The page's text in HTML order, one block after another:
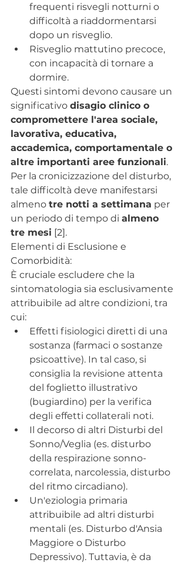
frequenti risvegli notturni o
difficoltà a riaddormentarsi
dopo un risveglio.
Risveglio mattutino precoce,
con incapacità di tornare a
dormire.
Questi sintomi devono causare un
significativo disagio clinico o
compromettere l'area sociale,
lavorativa, educativa,
accademica, comportamentale o
altre importanti aree funzionali.
Per la cronicizzazione del disturbo,
tale difficoltà deve manifestarsi
almeno tre notti a settimana per
un periodo di tempo di almeno
tre mesi [2].
Elementi di Esclusione e
Comorbidità:
È cruciale escludere che la
sintomatologia sia esclusivamente
attribuibile ad altre condizioni, tra
cui:
Effetti fisiologici diretti di una
sostanza (farmaci o sostanze
psicoattive). In tal caso, si
consiglia la revisione attenta
del foglietto illustrativo
(bugiardino) per la verifica
degli effetti collaterali noti.
Il decorso di altri Disturbi del
Sonno/Veglia (es. disturbo
della respirazione sonno-
correlata, narcolessia, disturbo
del ritmo circadiano).
Un'eziologia primaria
attribuibile ad altri disturbi
mentali (es. Disturbo d'Ansia
Maggiore o Disturbo
Depressivo). Tuttavia, è da